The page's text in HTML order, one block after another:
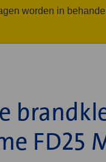
worden in
FD25